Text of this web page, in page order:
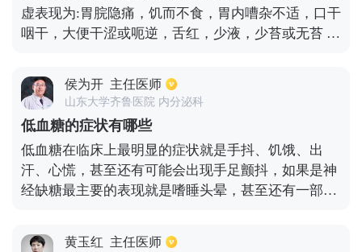
虚表现为:胃脘隐痛，饥而不食，胃内嘈杂不适，口干
咽干，大便干涩或呃逆，舌红，少液，少苔或无苔 主
些药物伤害胃，或情绪衰竭，或在温热疾病的晚期过
度呕吐和腹泻。胃火过旺的症状如下：上腹灼热感、
口渴、偏好生冷饮食、经常饥肠辘辘、或口臭、或牙
龈溃烂、肿胀疼痛、大便干燥、小便短黄、舌红、苔
黄腻。胃火炽盛致病因素多为过食辛辣、温燥的食
物，或者情志不舒、肝郁化火，或者内有燥邪。
侯为开 主任医师
山东大学齐鲁医院 内分泌科
低血糖的症状有哪些
低血糖在临床上最明显的症状就是手抖、饥饿、出
汗、心慌，甚至还有可能会出现手足颤抖，如果是神
经缺糖最主要的表现就是嗜睡头晕，甚至还有一部分
血糖比较严重的情况下，还有可能会丧失意识，甚至
黄玉红 主任医师